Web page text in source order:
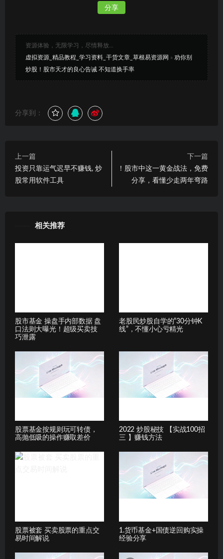
分享
资源体验，无限学习，尽情释放...
虚拟资源_精品教程_学习资料_干货文章_草根易资源网 » 劝你别
炒股！股市天才的良心告诫 不知道换手率
分享到：
上一篇
投资只靠运气迟早不赚钱, 炒
股常用软件工具
下一篇
！股市中这一黄金战法，免费
分享，看懂少走两年弯路
相关推荐
股市基金 操盘手内部数据 盘
口法则大曝光！超级买卖技
巧泄露
老股民炒股自学的“30分钟K
线”，不懂小心亏精光
股票基金按规则玩可转债，
高抛低吸的操作赚取差价
2022 炒股秘技 【实战100招
三 】赚钱方法
股票被套 买卖股票的重点交
易时间解说
1.货币基金+国债逆回购实操
经验分享